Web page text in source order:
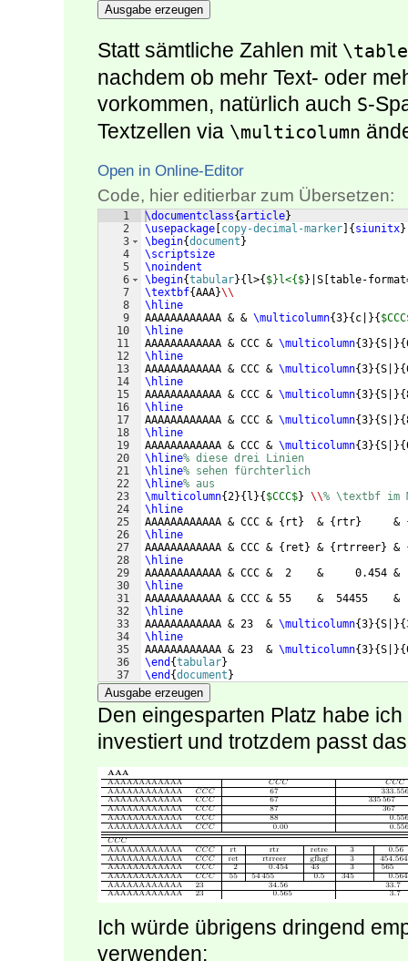
Ausgabe erzeugen
Statt sämtliche Zahlen mit
nachdem ob mehr Text- oder
vorkommen, natürlich auch S-
Textzellen via \multicolumn
Open in Online-Editor
Code, hier editierbar zum Übersetzen:
1
2
3
4
5
6
7
8
9
10
11
12
13
14
15
16
17
18
19
20
21
22
23
24
25
26
27
28
29
30
31
32
33
34
35
36
37
\documentclass{article}
\usepackage copy-decimal-marker { siunitx}
\begin{document }
\scriptsize
\noindent
\begin{tabular}{ l>{ $}l<{$} |S table-
\textbf{AAA}\\
\hline
AAAAAAAAAAAA & & \multicolumn{3}{ c| }{
\hline
AAAAAAAAAAAA & CCC & \multicolumn{3}{S| }{
\hline
AAAAAAAAAAAA & CCC & \multicolumn{3}{S| }{
\hline
AAAAAAAAAAAA & CCC & \multicolumn{3}{S| }{
\hline
AAAAAAAAAAAA & CCC & \multicolumn{3}{S| }{
\hline
AAAAAAAAAAAA & CCC & \multicolumn{3}{S| }{
\hline% diese drei Linien
\hline% sehen fürchterlich
\hline% aus
\multicolumn{2}{ l }{ $CCC$} \\% \textbf im
\hline
AAAAAAAAAAAA & CCC & { rt }
  &
{ rtr}
     &
\hline
AAAAAAAAAAAA & CCC & { ret } & { rtrreer} &
\hline
AAAAAAAAAAAA & CCC &  2    &
\hline
AAAAAAAAAAAA & CCC & 55    &
\hline
AAAAAAAAAAAA & 23  & \multicolumn{3}{S| }{
\hline
AAAAAAAAAAAA & 23  & \multicolumn{3}{S| }{
\end {tabular}
\end {document }
Ausgabe erzeugen
Den eingesparten Platz habe
investiert und trotzdem passt
Ich würde übrigens dringend
verwenden: